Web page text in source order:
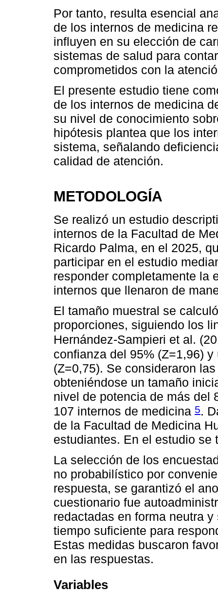
Por tanto, resulta esencial
de los internos de medicina
influyen en su elección de
sistemas de salud para
comprometidos con la
El presente estudio tiene
de los internos de medicina
su nivel de conocimiento
hipótesis plantea que los
sistema, señalando
calidad de atención.
METODOLOGÍA
Se realizó un estudio
internos de la Facultad de
Ricardo Palma, en el 2025,
participar en el estudio
responder completamente la
internos que llenaron de
El tamaño muestral se
proporciones, siguiendo los
Hernández-Sampieri et al.
confianza del 95% (Z=1,96)
(Z=0,75). Se consideraron
obteniéndose un tamaño
nivel de potencia de más del
107 internos de medicina 5.
de la Facultad de Medicina
estudiantes. En el estudio se
La selección de los
no probabilístico por
respuesta, se garantizó el
cuestionario fue
redactadas en forma neutra
tiempo suficiente para
Estas medidas buscaron
en las respuestas.
Variables